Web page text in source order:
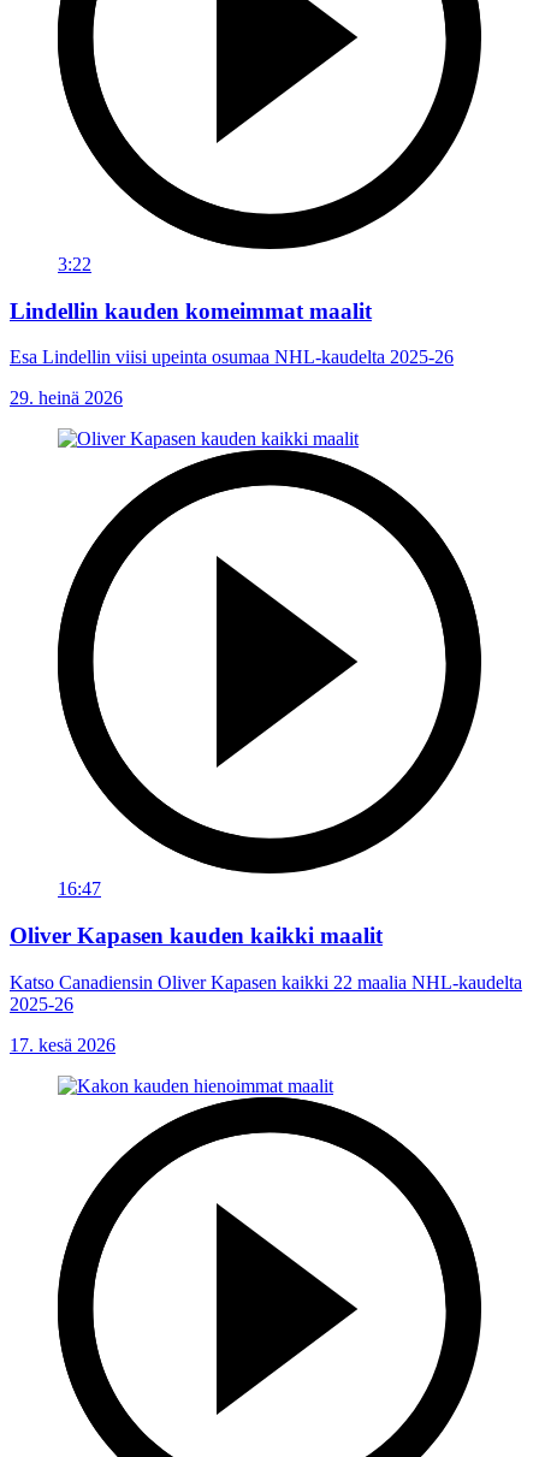
3:22
Lindellin kauden komeimmat maalit
Esa Lindellin viisi upeinta osumaa NHL-kaudelta 2025-26
29. heinä 2026
16:47
Oliver Kapasen kauden kaikki maalit
Katso Canadiensin Oliver Kapasen kaikki 22 maalia NHL-kaudelta
2025-26
17. kesä 2026